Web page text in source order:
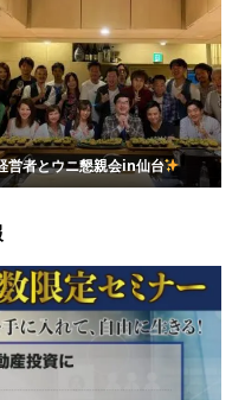
営者とウニ懇親会in仙台